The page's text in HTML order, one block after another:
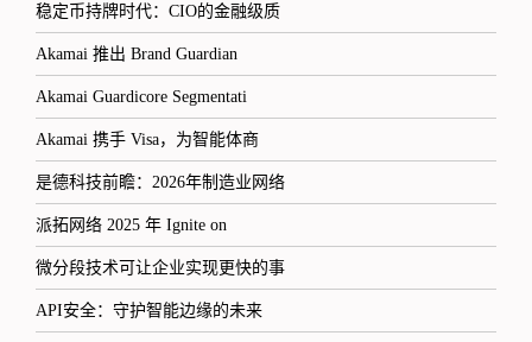
稳定币持牌时代：CIO的金融级质
Akamai 推出 Brand Guardian
Akamai Guardicore Segmentati
Akamai 携手 Visa，为智能体商
是德科技前瞻：2026年制造业网络
派拓网络 2025 年 Ignite on
微分段技术可让企业实现更快的事
API安全：守护智能边缘的未来